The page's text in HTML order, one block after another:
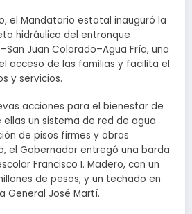
el Mandatario estatal inauguró la
hidráulico del entronque
Juan Colorado–Agua Fría, una
acceso de las familias y facilita el
y servicios.
acciones para el bienestar de
un sistema de red de agua
de pisos firmes y obras
el Gobernador entregó una barda
Francisco I. Madero, con un
de pesos; y un techado en
General José Martí.